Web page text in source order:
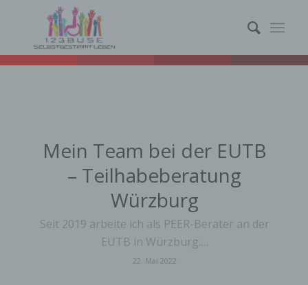
Mein Team bei der EUTB
– Teilhabeberatung
Würzburg
Seit 2019 arbeite ich als PEER-Berater an der
EUTB in Würzburg.…
22. Mai 2022